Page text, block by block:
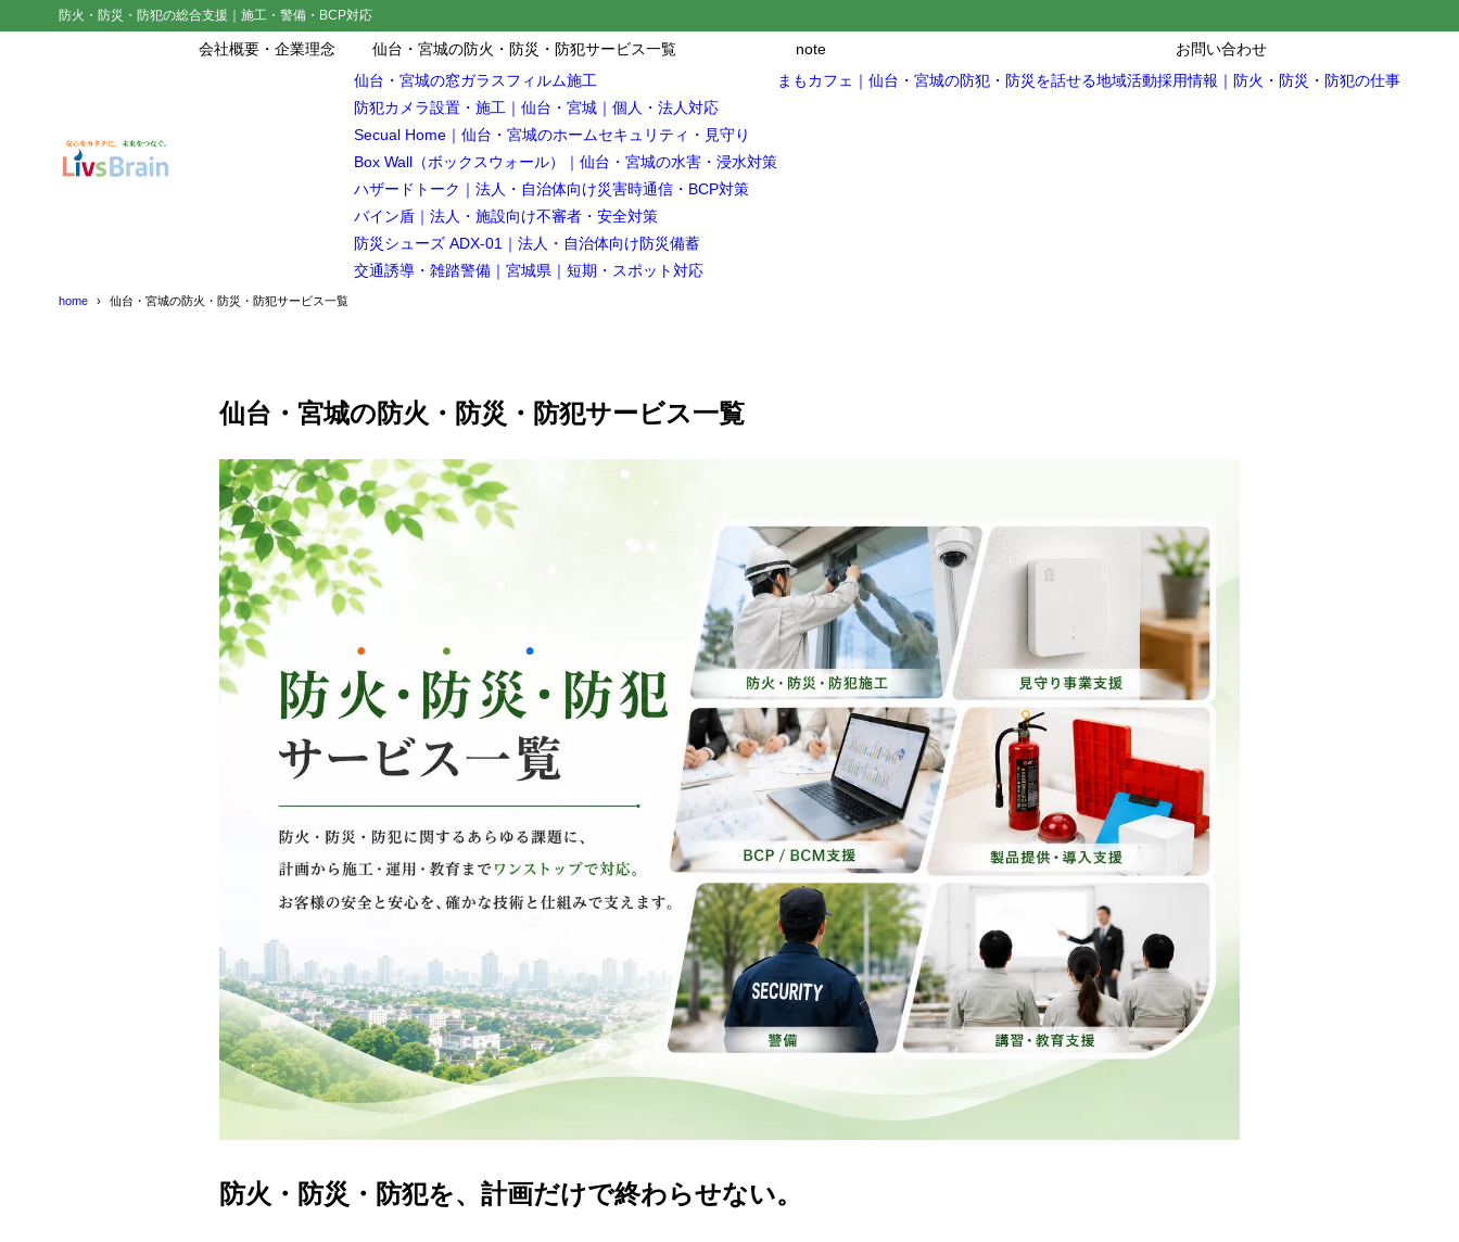
防火・防災・防犯の総合支援｜施工・警備・BCP対応
会社概要・企業理念
仙台・宮城の防火・防災・防犯サービス一覧
仙台・宮城の窓ガラスフィルム施工
防犯カメラ設置・施工｜仙台・宮城｜個人・法人対応
Secual Home｜仙台・宮城のホームセキュリティ・見守り
Box Wall（ボックスウォール）｜仙台・宮城の水害・浸水対策
ハザードトーク｜法人・自治体向け災害時通信・BCP対策
バイン盾｜法人・施設向け不審者・安全対策
防災シューズ ADX-01｜法人・自治体向け防災備蓄
交通誘導・雑踏警備｜宮城県｜短期・スポット対応
note
まもカフェ｜仙台・宮城の防犯・防災を話せる地域活動
お問い合わせ
採用情報｜防火・防災・防犯の仕事
home 仙台・宮城の防火・防災・防犯サービス一覧
仙台・宮城の防火・防災・防犯サービス一覧
防火・防災・防犯を、計画だけで終わらせない。